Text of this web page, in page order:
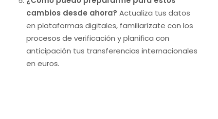
cambios desde ahora? Actualiza tus datos
en plataformas digitales, familiarízate con los
procesos de verificación y planifica con
anticipación tus transferencias internacionales
en euros.